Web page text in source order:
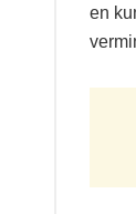
en